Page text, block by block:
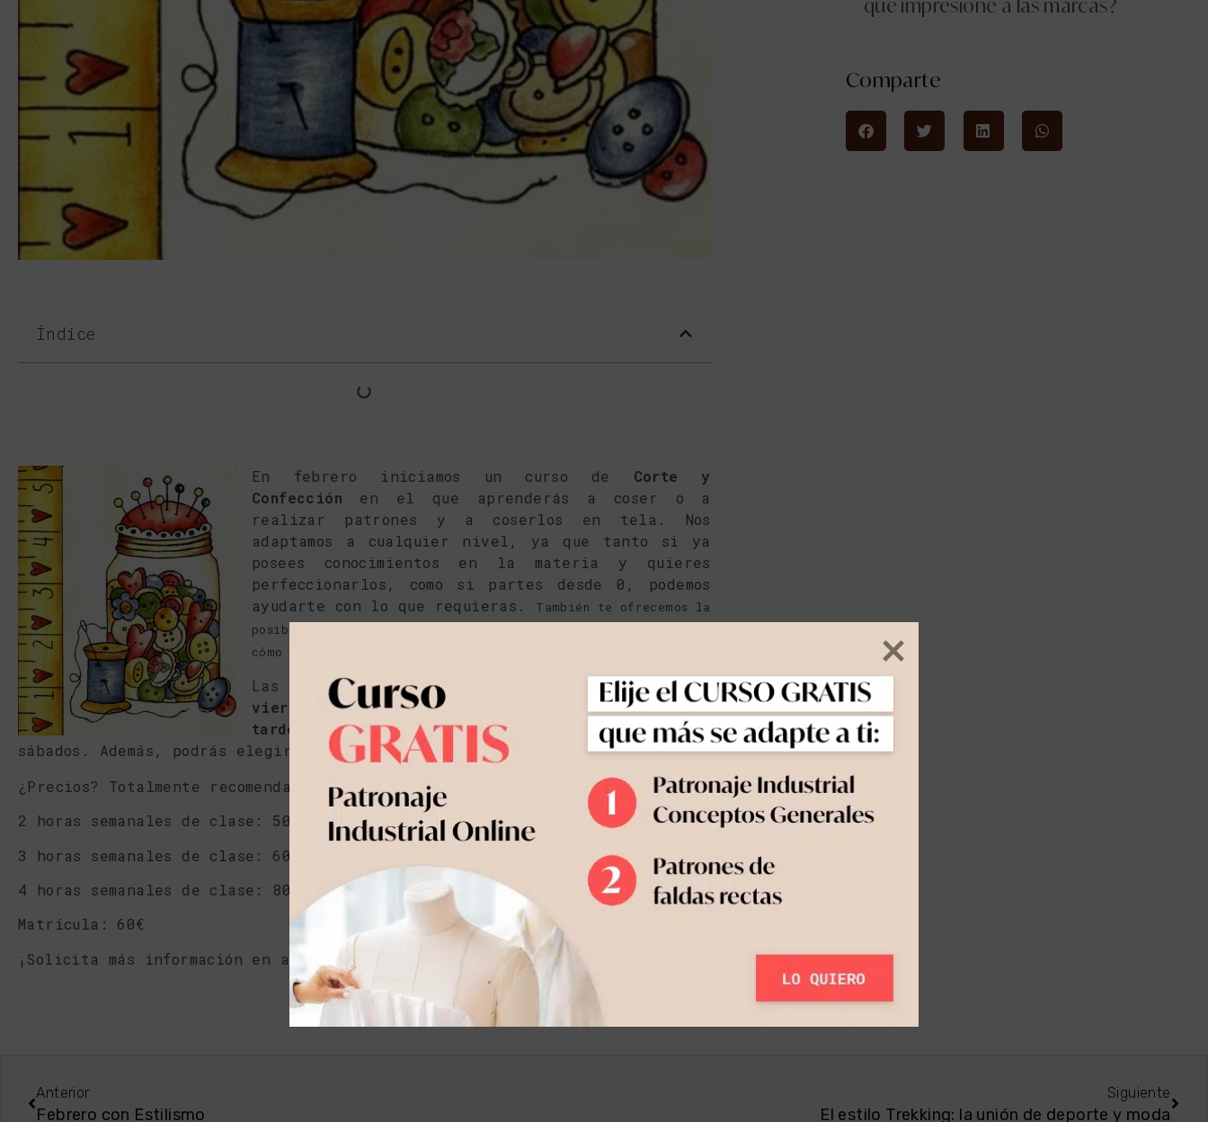
Índice
En febrero iniciamos un curso de Corte y
Confección en el que aprenderás a coser o a
realizar patrones y a coserlos en tela. Nos
adaptamos a cualquier nivel, ya que tanto si ya
posees conocimientos en la materia y quieres
perfeccionarlos, como si partes desde 0, podemos
ayudarte con lo que requieras.
También te ofrecemos la
posibilidad de que vengas con un diseño y te orientemos sobre
cómo realizar los patrones y coserlos.
Las clases serán impartidas los
martes y los
viernes por las mañanas de 10:00 a 13:00 o por las
tardes de 16:00 a 19:00, con posibilidad de los
sábados. Además, podrás elegir entre asistir un día o los dos.
¿Precios? Totalmente recomendables y adaptados a lo que necesites:
2 horas semanales de clase: 50€/mes
3 horas semanales de clase: 60€/mes
4 horas semanales de clase: 80€/mes
Matrícula: 60€
¡Solicita más información en andrespert@andrespert.com!
que impresione a las marcas?
Comparte
Anterior
Febrero con Estilismo
Siguiente
El estilo Trekking: la unión de deporte y moda